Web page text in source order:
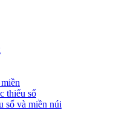
thiểu số
số và miền núi